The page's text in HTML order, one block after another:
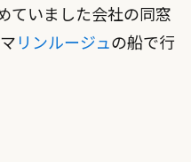
ていました会社の同窓
リンルージュの船で行